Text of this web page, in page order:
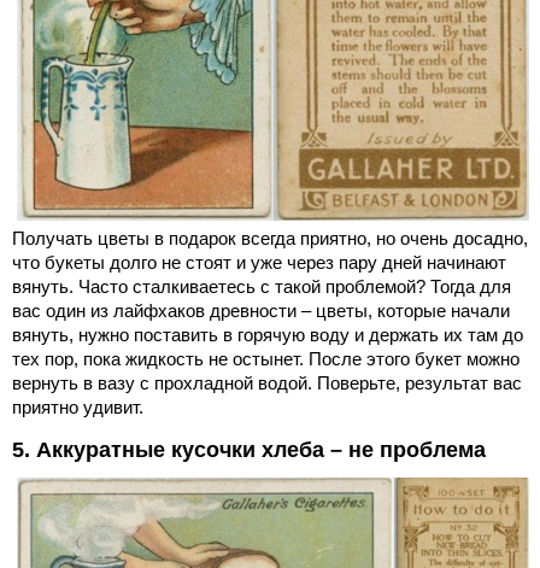
Получать цветы в подарок всегда приятно, но очень досадно,
что букеты долго не стоят и уже через пару дней начинают
вянуть. Часто сталкиваетесь с такой проблемой? Тогда для
вас один из лайфхаков древности – цветы, которые начали
вянуть, нужно поставить в горячую воду и держать их там до
тех пор, пока жидкость не остынет. После этого букет можно
вернуть в вазу с прохладной водой. Поверьте, результат вас
приятно удивит.
5. Аккуратные кусочки хлеба – не проблема